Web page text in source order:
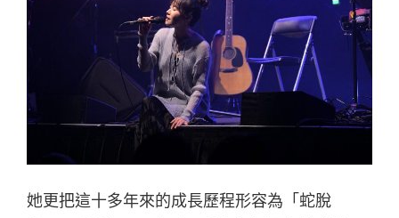
她更把這十多年來的成長歷程形容為「蛇脫